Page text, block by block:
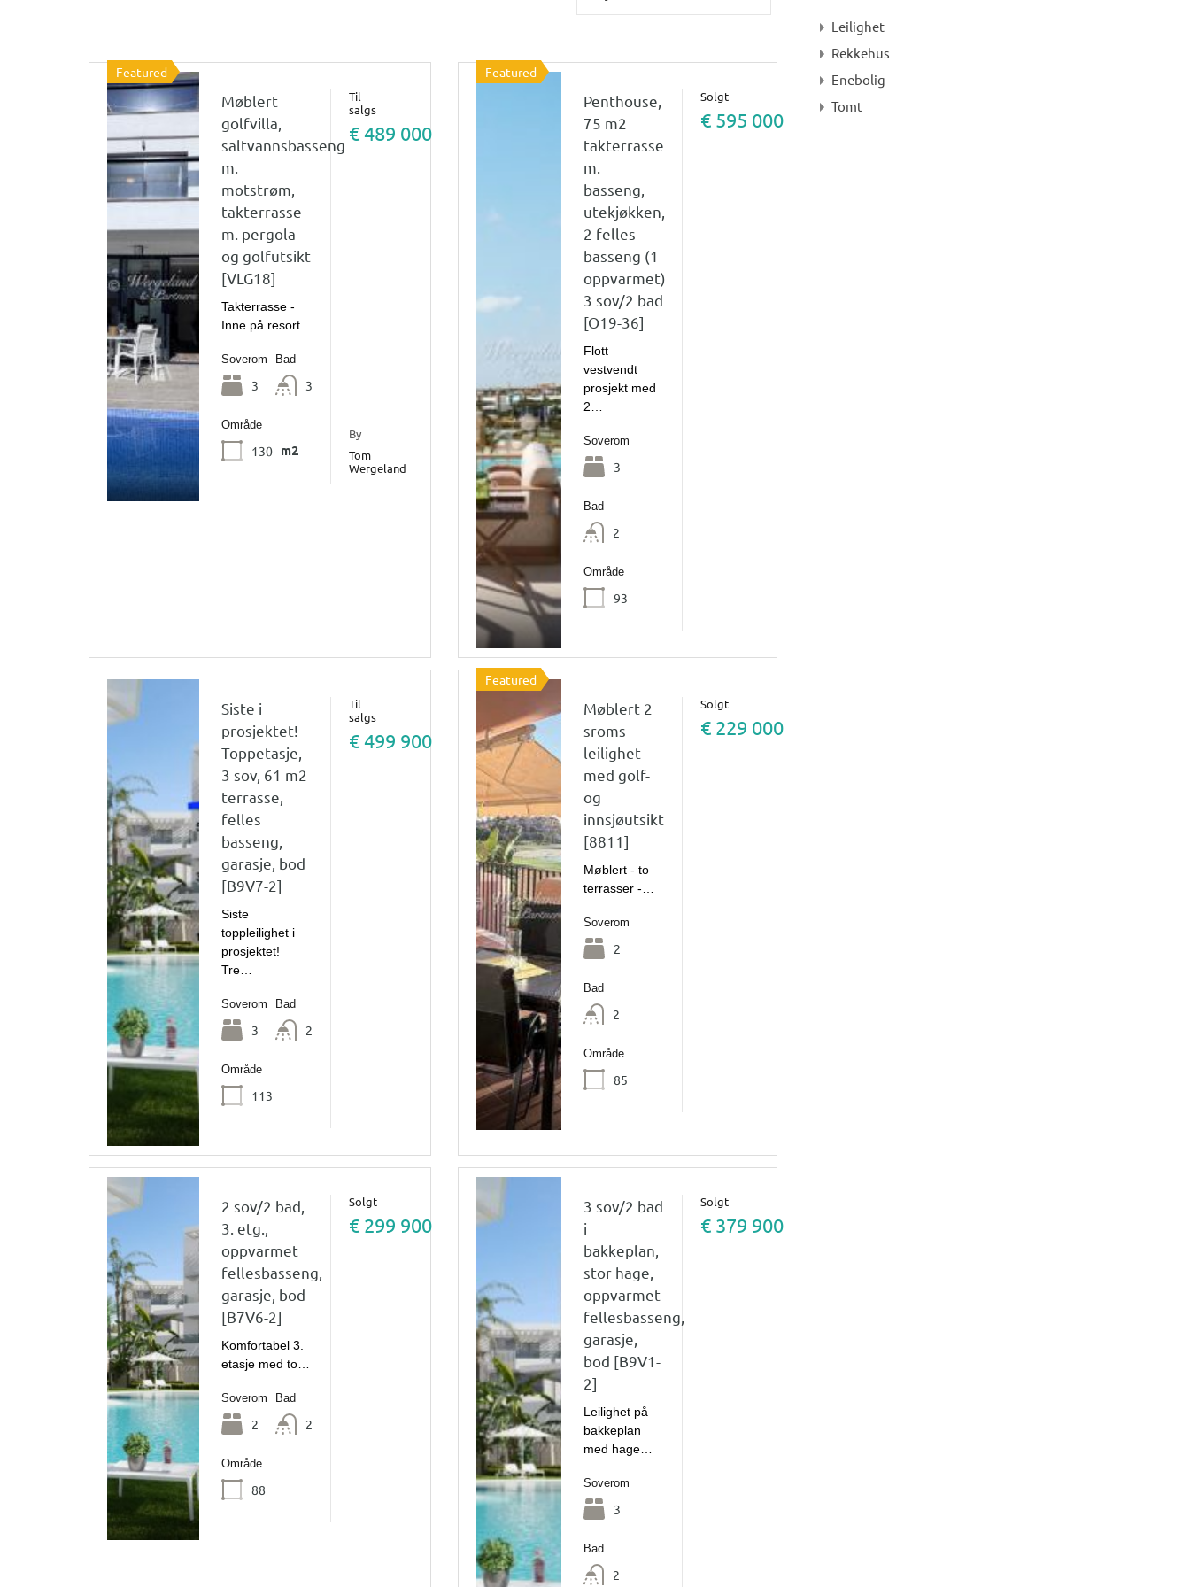
Featured
Møblert
golfvilla,
saltvannsbasseng
m.
motstrøm,
takterrasse
m. pergola
og golfutsikt
[VLG18]
Takterrasse -
Inne på resort…
Soverom
3
Bad
3
Område
130 m2
Til
salgs
€ 489 000
By
Tom
Wergeland
Featured
Penthouse,
75 m2
takterrasse
m.
basseng,
utekjøkken,
2 felles
basseng (1
oppvarmet)
3 sov/2 bad
[O19-36]
Flott
vestvendt
prosjekt med
2…
Soverom
3
Bad
2
Område
93
Solgt
€ 595 000
Siste i
prosjektet!
Toppetasje,
3 sov, 61 m2
terrasse,
felles
basseng,
garasje, bod
[B9V7-2]
Siste
toppleilighet i
prosjektet!
Tre…
Soverom
3
Bad
2
Område
113
Til
salgs
€ 499 900
Featured
Møblert 2
sroms
leilighet
med golf-
og
innsjøutsikt
[8811]
Møblert - to
terrasser -…
Soverom
2
Bad
2
Område
85
Solgt
€ 229 000
2 sov/2 bad,
3. etg.,
oppvarmet
fellesbasseng,
garasje, bod
[B7V6-2]
Komfortabel 3.
etasje med to…
Soverom
2
Bad
2
Område
88
Solgt
€ 299 900
3 sov/2 bad
i
bakkeplan,
stor hage,
oppvarmet
fellesbasseng,
garasje,
bod [B9V1-
2]
Leilighet på
bakkeplan
med hage…
Soverom
3
Bad
2
Solgt
€ 379 900
Leilighet
Rekkehus
Enebolig
Tomt